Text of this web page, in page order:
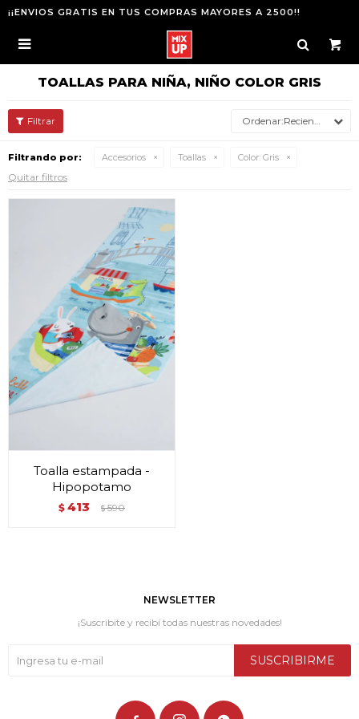
¡¡ENVIOS GRATIS EN TUS COMPRAS MAYORES A 2500!!

TOALLAS PARA NIÑA, NIÑO COLOR GRIS
Recientes
Filtrando por: Accesorios Toallas Color: Gris
Quitar filtros
Toalla estampada -
Hipopotamo
$ 413 $ 590
NEWSLETTER
¡Suscribite y recibí todas nuestras novedades!
SUSCRIBIRME